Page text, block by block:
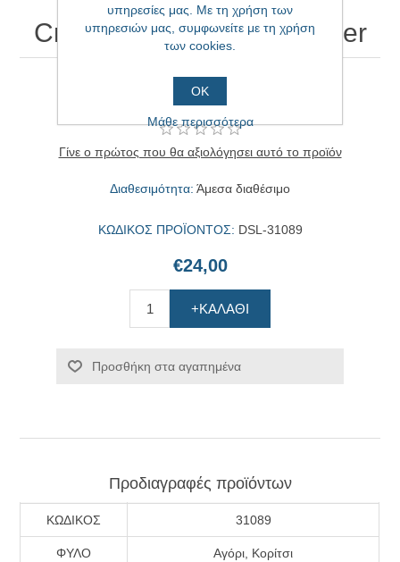
Creator Sunset Track Racer
Creator Sunset Track Racer
Γίνε ο πρώτος που θα αξιολόγησει αυτό το προϊόν
Διαθεσιμότητα: Άμεσα διαθέσιμο
ΚΩΔΙΚΟΣ ΠΡΟΪΟΝΤΟΣ: DSL-31089
€24,00
+ΚΑΛΆΘΙ
Προσθήκη στα αγαπημένα
Προδιαγραφές προϊόντων
ΚΩΔΙΚΟΣ 31089
ΦΥΛΟ Αγόρι, Κορίτσι
υπηρεσίες μας. Με τη χρήση των
υπηρεσιών μας, συμφωνείτε με τη χρήση
των cookies.
ΟΚ
Μάθε περισσότερα